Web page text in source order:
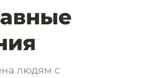
людям с